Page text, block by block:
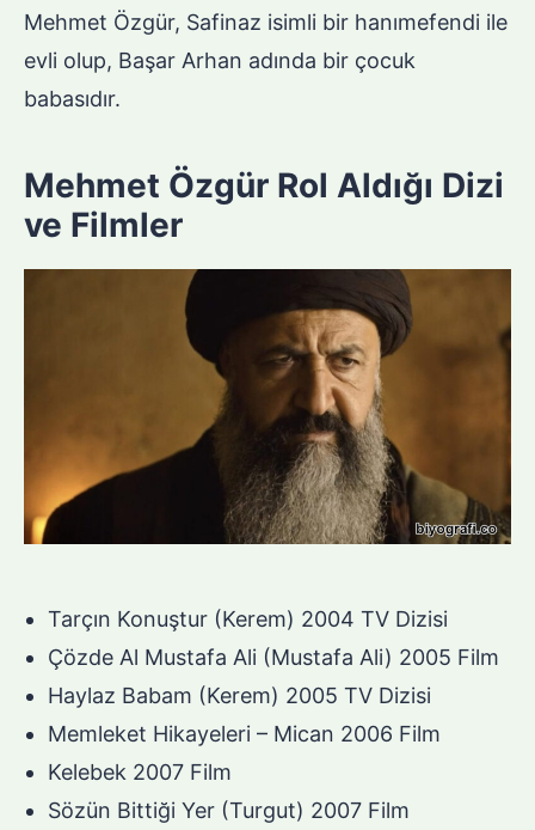
Mehmet Özgür, Safinaz isimli bir hanımefendi ile
evli olup, Başar Arhan adında bir çocuk
babasıdır.
Mehmet Özgür Rol Aldığı Dizi
ve Filmler
Tarçın Konuştur (Kerem) 2004 TV Dizisi
Çözde Al Mustafa Ali (Mustafa Ali) 2005 Film
Haylaz Babam (Kerem) 2005 TV Dizisi
Memleket Hikayeleri – Mican 2006 Film
Kelebek 2007 Film
Sözün Bittiği Yer (Turgut) 2007 Film